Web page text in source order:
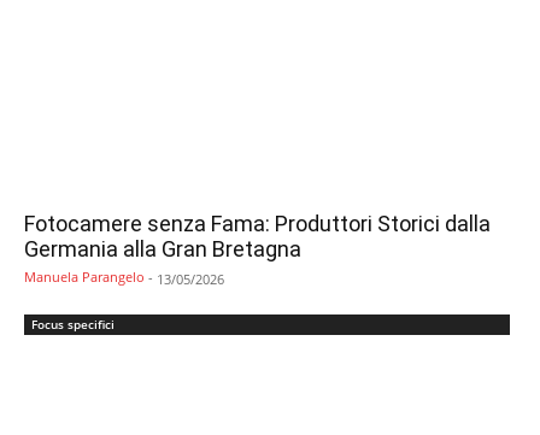
Fotocamere senza Fama: Produttori Storici dalla
Germania alla Gran Bretagna
Manuela Parangelo - 13/05/2026
Focus specifici